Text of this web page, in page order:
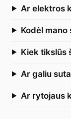
Ar elektros
Kodėl
Kiek tikslūs
Ar galiu
Ar rytojaus